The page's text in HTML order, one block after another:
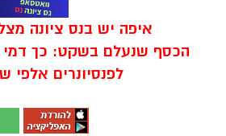
איפה יש בנס ציונה
הכסף שנעלם בשקט: כך דמי
לפנסיונרים אלפי